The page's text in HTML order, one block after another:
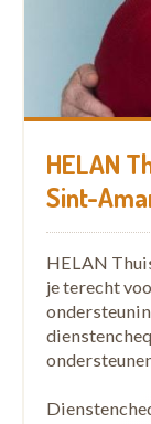
HELAN
Sint-
HELAN
je terecht